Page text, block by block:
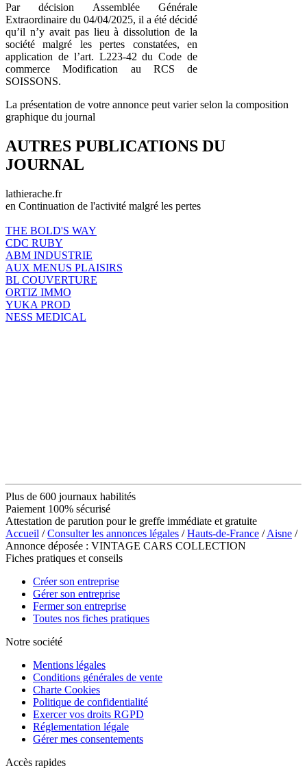
Par décision Assemblée Générale
Extraordinaire du 04/04/2025, il a été décidé
qu’il n’y avait pas lieu à dissolution de la
société malgré les pertes constatées, en
application de l’art. L223-42 du Code de
commerce Modification au RCS de
SOISSONS.
La présentation de votre annonce peut varier selon la composition
graphique du journal
AUTRES PUBLICATIONS DU
JOURNAL
lathierache.fr
en Continuation de l'activité malgré les pertes
THE BOLD'S WAY
CDC RUBY
ABM INDUSTRIE
AUX MENUS PLAISIRS
BL COUVERTURE
ORTIZ IMMO
YUKA PROD
NESS MEDICAL
Plus de 600 journaux habilités
Paiement 100% sécurisé
Attestation de parution pour le greffe immédiate et gratuite
Accueil /Consulter les annonces légales /Hauts-de-France /Aisne /
Annonce déposée : VINTAGE CARS COLLECTION
Fiches pratiques et conseils
Créer son entreprise
Gérer son entreprise
Fermer son entreprise
Toutes nos fiches pratiques
Notre société
Mentions légales
Conditions générales de vente
Charte Cookies
Politique de confidentialité
Exercer vos droits RGPD
Réglementation légale
Gérer mes consentements
Accès rapides